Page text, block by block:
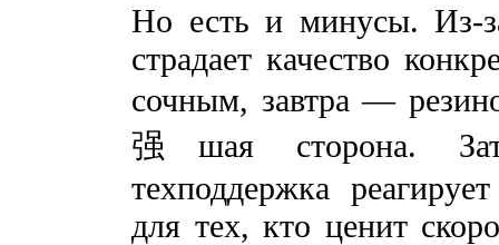
Но есть и минусы. Из-
страдает качество
сочным, завтра —
强шая сторона.
техподдержка
для тех, кто ценит